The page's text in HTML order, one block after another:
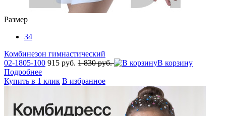
Размер
34
Комбинезон гимнастический
02-1805-100 915 руб. 1 830 руб.
В корзину
Подробнее
Купить в 1 клик В избранное